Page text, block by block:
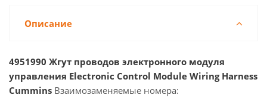
Описание
4951990 Жгут проводов электронного модуля
управления Electronic Control Module Wiring Harness
Cummins Взаимозаменяемые номера: